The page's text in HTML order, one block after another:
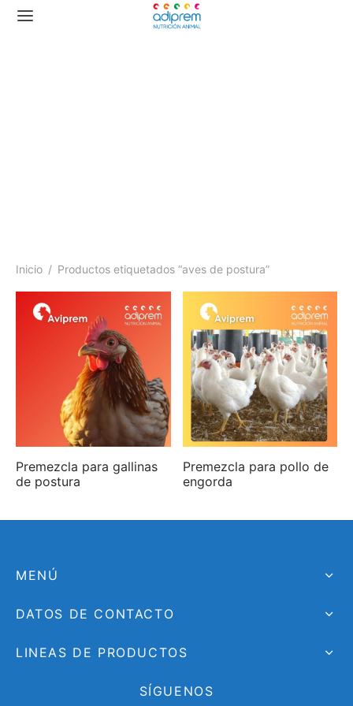
Inicio / Productos etiquetados “aves de postura”
Premezcla para gallinas
de postura
Premezcla para pollo de
engorda
MENÚ
DATOS DE CONTACTO
LINEAS DE PRODUCTOS
SÍGUENOS